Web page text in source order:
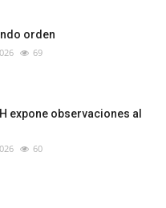
orden
69
expone observaciones al
60